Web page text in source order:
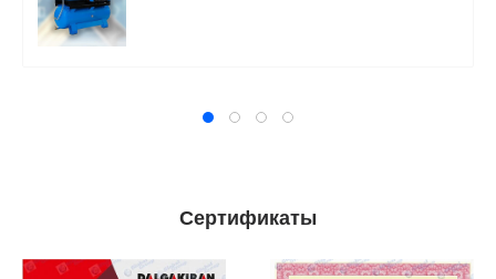
Сертификаты